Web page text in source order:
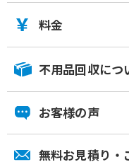
料金
不用品回収につ
お客様の声
無料お見積り・